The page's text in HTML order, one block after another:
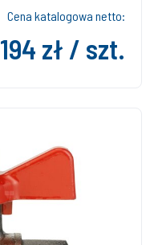
Cena katalogowa netto:
194 zł / szt.